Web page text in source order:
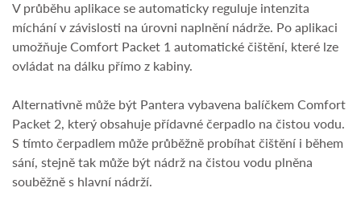
V průběhu aplikace se automaticky reguluje intenzita
míchání v závislosti na úrovni naplnění nádrže. Po aplikaci
umožňuje Comfort Packet 1 automatické čištění, které lze
ovládat na dálku přímo z kabiny.
Alternativně může být Pantera vybavena balíčkem Comfort
Packet 2, který obsahuje přídavné čerpadlo na čistou vodu.
S tímto čerpadlem může průběžně probíhat čištění i během
sání, stejně tak může být nádrž na čistou vodu plněna
souběžně s hlavní nádrží.